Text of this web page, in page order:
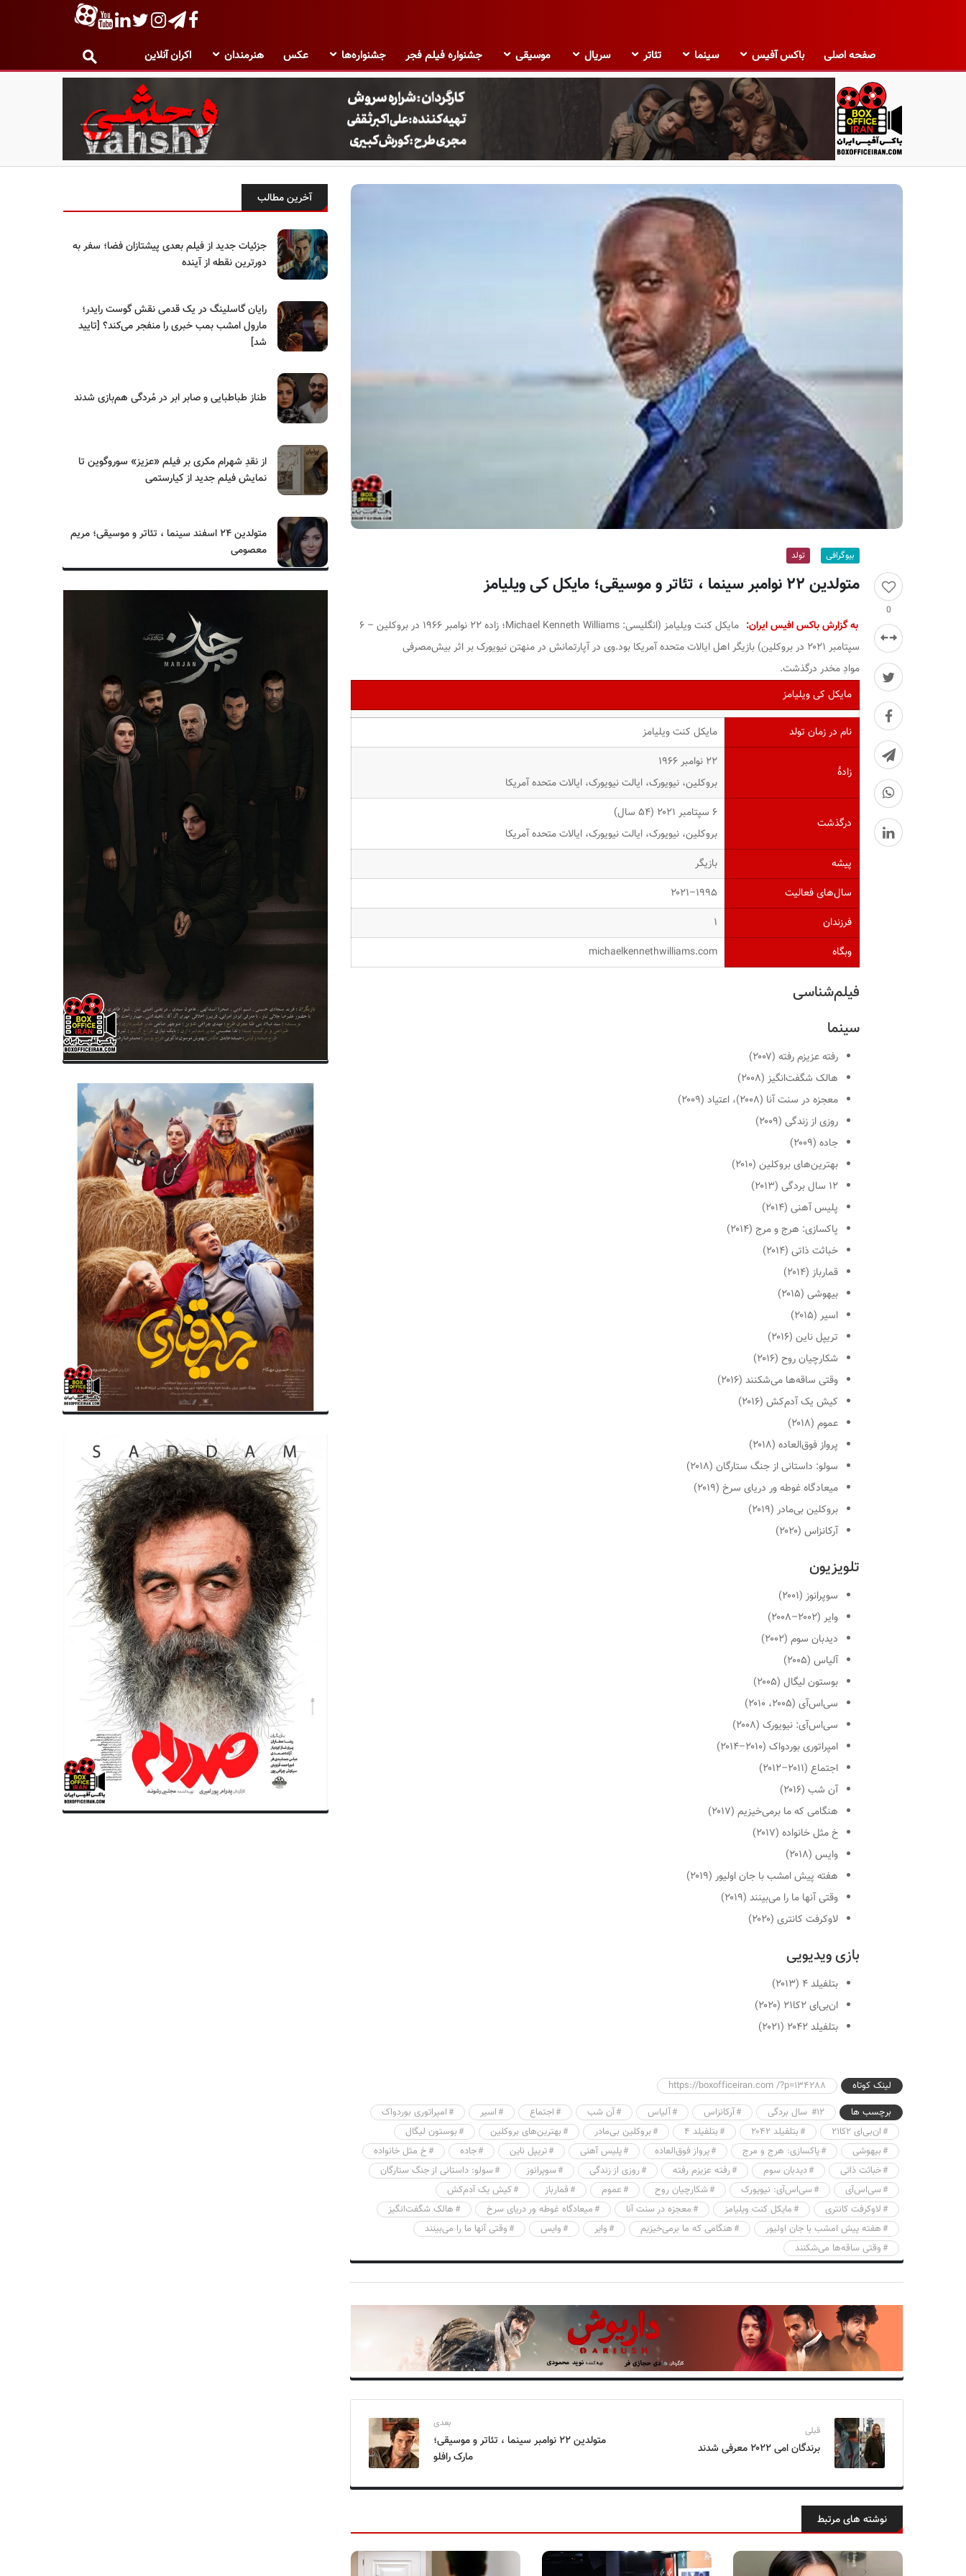
صفحه اصلی باکس آفیس سینما تئاتر سریال موسیقی جشنواره فیلم فجر جشنواره‌ها عکس هنرمندان اکران آنلاین
ب
0
بیوگرافی تولد
متولدین ۲۲ نوامبر سینما ، تئاتر و موسیقی؛ مایکل کی ویلیامز
به گزارش باکس افیس ایران: مایکل کنت ویلیامز (انگلیسی: Michael Kenneth Williams
؛ زاده ۲۲ نوامبر ۱۹۶۶ در بروکلین – ۶
سپتامبر ۲۰۲۱ در بروکلین) بازیگر اهل ایالات متحده آمریکا بود.وی در آپارتمانش در منهتن نیویورک بر اثر بیش‌مصرفی
موادِ مخدر درگذشت.
مایکل کی ویلیامز
نام در زمان تولد مایکل کنت ویلیامز
زادهٔ
۲۲ نوامبر ۱۹۶۶
بروکلین، نیویورک، ایالت نیویورک، ایالات متحده آمریکا
درگذشت
۶ سپتامبر ۲۰۲۱ (۵۴ سال)
بروکلین، نیویورک، ایالت نیویورک، ایالات متحده آمریکا
پیشه
بازیگر
سال‌های فعالیت
۱۹۹۵–۲۰۲۱
فرزندان
۱
وبگاه
michaelkennethwilliams.com
فیلم‌شناسی
سینما
رفته عزیزم رفته (۲۰۰۷)
هالک شگفت‌انگیز (۲۰۰۸)
معجزه در سنت آنا (۲۰۰۸)، اعتیاد (۲۰۰۹)
روزی از زندگی (۲۰۰۹)
جاده (۲۰۰۹)
بهترین‌های بروکلین (۲۰۱۰)
۱۲ سال بردگی
(۲۰۱۳)
پلیس آهنی (۲۰۱۴)
پاکسازی: هرج و مرج (۲۰۱۴)
خباثت ذاتی (۲۰۱۴)
قمارباز (۲۰۱۴)
بیهوشی (۲۰۱۵)
اسیر (۲۰۱۵)
تریپل ناین (۲۰۱۶)
شکارچیان روح (۲۰۱۶)
وقتی ساقه‌ها می‌شکنند (۲۰۱۶)
کیش یک آدم‌کش (۲۰۱۶)
عموم (۲۰۱۸)
پرواز فوق‌العاده (۲۰۱۸)
سولو: داستانی از جنگ ستارگان (۲۰۱۸)
میعادگاه غوطه ور دریای سرخ (۲۰۱۹)
بروکلین بی‌مادر (۲۰۱۹)
آرکانزاس (۲۰۲۰)
تلویزیون
سوپرانوز (۲۰۰۱)
وایر (۲۰۰۲–۲۰۰۸)
دیدبان سوم (۲۰۰۲)
آلیاس (۲۰۰۵)
بوستون لیگال (۲۰۰۵)
سی‌اس‌آی (۲۰۰۵، ۲۰۱۰)
سی‌اس‌آی: نیویورک (۲۰۰۸)
امپراتوری بوردواک (۲۰۱۰–۲۰۱۴)
اجتماع (۲۰۱۱–۲۰۱۲)
آن شب (۲۰۱۶)
هنگامی که ما برمی‌خیزیم (۲۰۱۷)
خ مثل خانواده (۲۰۱۷)
وایس (۲۰۱۸)
هفته پیش امشب با جان اولیور (۲۰۱۹)
وقتی آنها ما را می‌بینند (۲۰۱۹)
لاوکرفت کانتری (۲۰۲۰)
بازی ویدیویی
بتلفیلد ۴
(۲۰۱۳)
ان‌بی‌ای ۲کا۲۱
(۲۰۲۰)
بتلفیلد ۲۰۴۲
(۲۰۲۱)
لینک کوتاه
https://boxofficeiran.com /?p=134288
برچسب ها
۱۲ سال بردگی آرکانزاس آلیاس آن شب اجتماع اسیر
امپراتوری بوردواک
ان‌بی‌ای ۲کا۲۱
بتلفیلد ۲۰۴۲ بتلفیلد ۴ بروکلین بی‌مادر بهترین‌های بروکلین
بوستون لیگال
بیهوشی
پاکسازی: هرج و مرج پرواز فوق‌العاده پلیس آهنی تریپل ناین جاده
خ مثل خانواده
خباثت ذاتی
دیدبان سوم رفته عزیزم رفته روزی از زندگی سوپرانوز
سولو: داستانی از جنگ ستارگان
سی‌اس‌آی
سی‌اس‌آی: نیویورک شکارچیان روح عموم قمارباز
کیش یک آدم‌کش
لاوکرفت کانتری
مایکل کنت ویلیامز معجزه در سنت آنا میعادگاه غوطه ور دریای سرخ
هالک شگفت‌انگیز
هفته پیش امشب با جان اولیور
هنگامی که ما برمی‌خیزیم وایر وایس
وقتی آنها ما را می‌بینند
وقتی ساقه‌ها می‌شکنند
قبلی
برندگان امی ۲۰۲۲ معرفی شدند
بعدی
متولدین ۲۲ نوامبر سینما ، تئاتر و موسیقی؛
مارک رافلو
نوشته های مرتبط
آخرین مطالب
جزئیات جدید از فیلم بعدی پیشتازان فضا؛ سفر به
دورترین نقطه از آینده
رایان گاسلینگ در یک قدمی نقش گوست رایدر؛
مارول امشب بمب خبری را منفجر می‌کند؟ [تایید
شد]
طناز طباطبایی و صابر ابر در مُردگی هم‌بازی شدند
از نقدِ شهرام مکری بر فیلم «عزیز» سوروگوین تا
نمایش فیلم جدید از کیارستمی
متولدین ۲۴ اسفند سینما ، تئاتر و موسیقی؛ مریم
معصومی